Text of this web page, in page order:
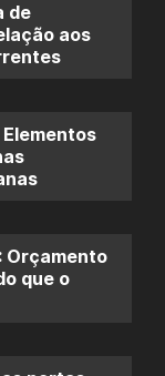
de
aos
Orçamento
que o